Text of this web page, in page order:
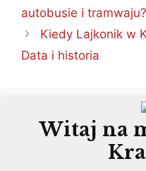
autobusie i tramwaju?
Kiedy Lajkonik w
Data i historia
Witaj na